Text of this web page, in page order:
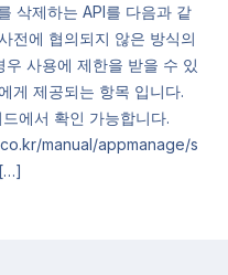
삭제하는 API를 다음과 같
전에 협의되지 않은 방식의
사용에 제한을 받을 수 있
게 제공되는 항목 입니다.
에서 확인 가능합니다.
manual/appmanage/s